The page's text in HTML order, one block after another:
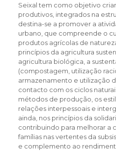
Seixal tem como objetivo
produtivos, integrados na
destina-se a promover a
urbano, que compreende o
produtos agrícolas de
princípios da agricultura
agricultura biológica, a
(compostagem, utilização
armazenamento e utilização
contacto com os ciclos
métodos de produção, os
relações interpessoais e
ainda, nos princípios da
contribuindo para melhorar a
famílias nas vertentes da
e complemento ao